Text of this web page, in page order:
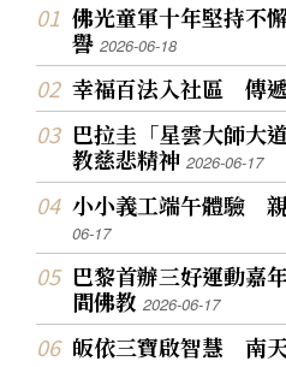
佛光童軍十年堅持不
譽2026-06-18
幸福百法入社區 傳
巴拉圭「星雲大師大
教慈悲精神2026-06-17
小小義工端午體驗
06-17
巴黎首辦三好運動嘉
間佛教2026-06-17
皈依三寶啟智慧 南